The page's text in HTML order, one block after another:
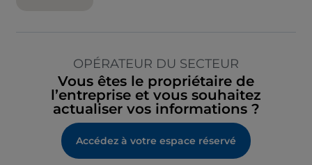
OPÉRATEUR DU SECTEUR
Vous êtes le propriétaire de
l’entreprise et vous souhaitez
actualiser vos informations ?
Accédez à votre espace réservé